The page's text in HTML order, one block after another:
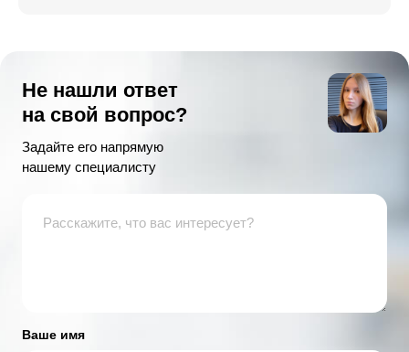
Не нашли ответ
на свой вопрос?
Задайте его напрямую
нашему специалисту
Ваше имя